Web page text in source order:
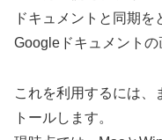
ドキュメントと同期
Googleドキュメントの
これを利用するには、
トールします。